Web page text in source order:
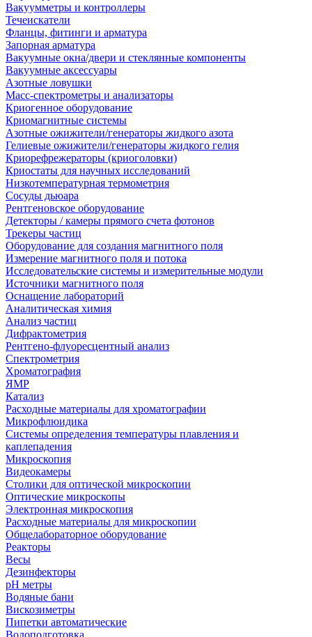
Вакуумметры и контроллеры
Течеискатели
Фланцы, фитинги и арматура
Запорная арматура
Вакуумные окна/двери и стеклянные компоненты
Вакуумные аксессуары
Азотные ловушки
Масс-спектрометры и анализаторы
Криогенное оборудование
Криомагнитные системы
Азотные ожижители/генераторы жидкого азота
Гелиевые ожижители/генераторы жидкого гелия
Криорефрежераторы (криоголовки)
Криостаты для научных исследований
Низкотемпературная термометрия
Сосуды дьюара
Рентгеновское оборудование
Детекторы / камеры прямого счета фотонов
Трекеры частиц
Оборудование для создания магнитного поля
Измерение магнитного поля и потока
Исследовательские системы и измерительные модули
Источники магнитного поля
Оснащение лабораторий
Аналитическая химия
Анализ частиц
Дифрактометрия
Рентгено-флуоресцентный анализ
Спектрометрия
Хроматография
ЯМР
Катализ
Расходные материалы для хроматографии
Микрофлюидика
Системы определения температуры плавления и
каплепадения
Микроскопия
Видеокамеры
Столики для оптической микроскопии
Оптические микроскопы
Электронная микроскопия
Расходные материалы для микроскопии
Общелабораторное оборудование
Реакторы
Весы
Дезинфекторы
рН метры
Водяные бани
Вискозиметры
Пипетки автоматические
Водоподготовка